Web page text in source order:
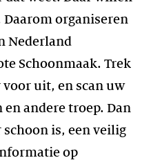
Daarom organiseren
Nederland
Schoonmaak. Trek
uit, en scan uw
andere troep. Dan
is, een veilig
op